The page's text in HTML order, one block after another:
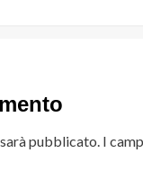
pubblicato. I